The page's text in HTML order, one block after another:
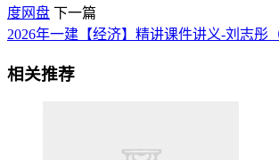
度网盘 下一篇
2026年一建【经济】精讲课件讲义-刘志彤
相关推荐